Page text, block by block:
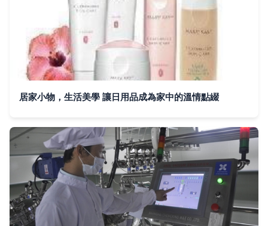
居家小物，生活美學 讓日用品成為家中的溫情點綴